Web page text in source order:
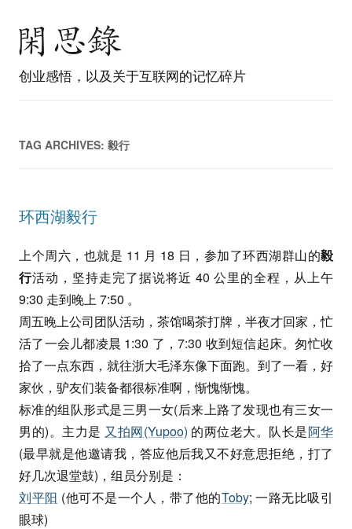
创业感悟，以及关于互联网的记忆碎片
TAG ARCHIVES: 毅行
环西湖毅行
上个周六，也就是 11 月 18 日，参加了环西湖群山的毅
行活动，坚持走完了据说将近 40 公里的全程，从上午
9:30 走到晚上 7:50 。
周五晚上公司团队活动，茶馆喝茶打牌，半夜才回家，忙
活了一会儿都凌晨 1:30 了，7:30 收到短信起床。匆忙收
拾了一点东西，就往浙大毛泽东像下面跑。到了一看，好
家伙，驴友们装备都很标准啊，惭愧惭愧。
标准的组队形式是三男一女(后来上路了发现也有三女一
男的)。主力是 又拍网(Yupoo) 的两位老大。队长是阿华
(最早就是他邀请我，答应他后我又不好意思拒绝，打了
好几次退堂鼓)，组员分别是：
刘平阳 (他可不是一个人，带了他的Toby; 一路无比吸引
眼球)